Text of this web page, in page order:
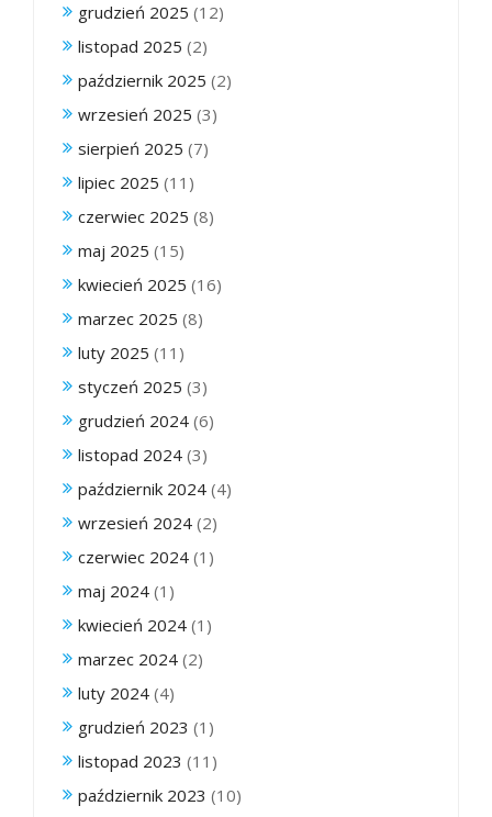
grudzień 2025 (12)
listopad 2025 (2)
październik 2025 (2)
wrzesień 2025 (3)
sierpień 2025 (7)
lipiec 2025 (11)
czerwiec 2025 (8)
maj 2025 (15)
kwiecień 2025 (16)
marzec 2025 (8)
luty 2025 (11)
styczeń 2025 (3)
grudzień 2024 (6)
listopad 2024 (3)
październik 2024 (4)
wrzesień 2024 (2)
czerwiec 2024 (1)
maj 2024 (1)
kwiecień 2024 (1)
marzec 2024 (2)
luty 2024 (4)
grudzień 2023 (1)
listopad 2023 (11)
październik 2023 (10)